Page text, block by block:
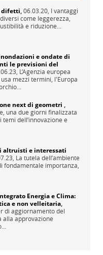
difetti,06.03.20, I vantaggi
come leggerezza,
e riduzione...
e ondate di
le previsioni del
L’Agenzia europea
mezzi termini, l'Europa
next di geometri ,
una due giorni finalizzata
dell’innovazione e
altruisti e interessati
La tutela dell’ambiente
fondamentale importanza,
Energia e Clima:
e non velleitaria,
di aggiornamento del
alla approvazione